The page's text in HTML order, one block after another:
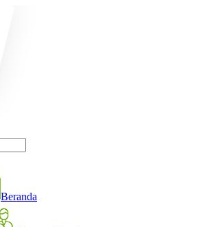
Beranda